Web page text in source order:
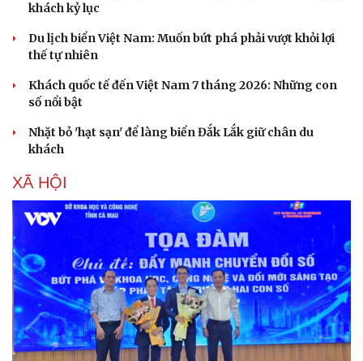
khách kỷ lục
Du lịch biển Việt Nam: Muốn bứt phá phải vượt khỏi lợi
thế tự nhiên
Khách quốc tế đến Việt Nam 7 tháng 2026: Những con
số nổi bật
Nhặt bỏ 'hạt sạn' để làng biển Đắk Lắk giữ chân du
khách
XÃ HỘI